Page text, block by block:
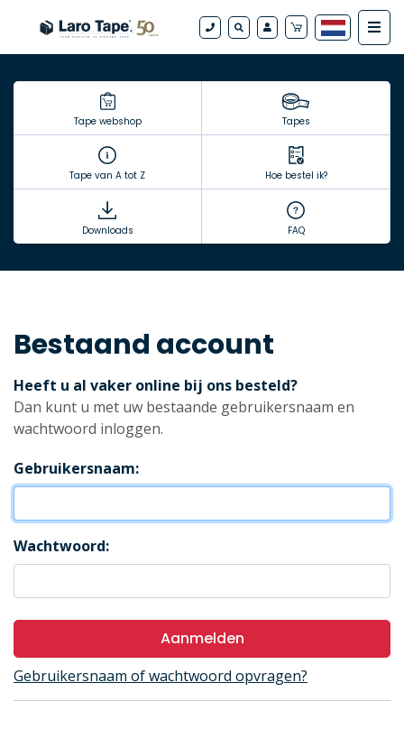
Tape webshop Tapes
Tape van A tot Z Hoe bestel ik?
Downloads FAQ
Bestaand account
Heeft u al vaker online bij ons besteld?
Dan kunt u met uw bestaande gebruikersnaam en
wachtwoord inloggen.
Gebruikersnaam:
Wachtwoord:
Aanmelden
Gebruikersnaam of wachtwoord opvragen?